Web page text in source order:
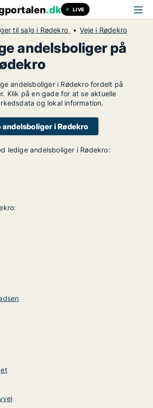
.dk LIVE
til salg i Rødekro Veje i Rødekro
andelsboliger på
andelsboliger i Rødekro fordelt på
Klik på en gade for at se aktuelle
og lokal information.
andelsboliger i Rødekro
ledige andelsboliger i Rødekro: